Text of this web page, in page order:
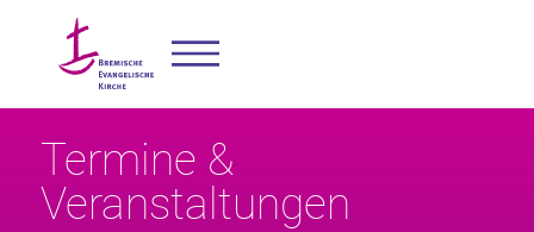
Termine &
Veranstaltungen